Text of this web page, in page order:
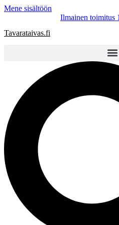
Mene sisältöön
Ilmainen toimitus
Tavarataivas.fi